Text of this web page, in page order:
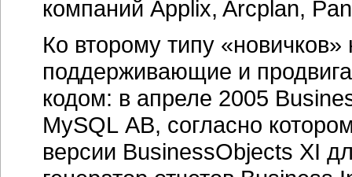
компаний Applix, Arcplan,
Ко второму типу
поддерживающие и
кодом: в апреле 2005
MySQL AB, согласно
версии BusinessObjects XI